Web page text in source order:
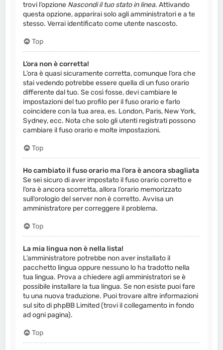
trovi l’opzione Nascondi il tuo stato in linea. Attivando
questa opzione, apparirai solo agli amministratori e a te
stesso. Verrai identificato come utente nascosto.
Top
L’ora non è corretta!
L’ora è quasi sicuramente corretta, comunque l’ora che
stai vedendo potrebbe essere quella di un fuso orario
differente dal tuo. Se così fosse, devi cambiare le
impostazioni del tuo profilo per il fuso orario e farlo
coincidere con la tua area, es. London, Paris, New York,
Sydney, ecc. Nota che solo gli utenti registrati possono
cambiare il fuso orario e molte impostazioni.
Top
Ho cambiato il fuso orario ma l’ora è ancora sbagliata
Se sei sicuro di aver impostato il fuso orario corretto e
l’ora è ancora scorretta, allora l’orario memorizzato
sull’orologio del server non è corretto. Avvisa un
amministratore per correggere il problema.
Top
La mia lingua non è nella lista!
L’amministratore potrebbe non aver installato il
pacchetto lingua oppure nessuno lo ha tradotto nella
tua lingua. Prova a chiedere agli amministratori se è
possibile installare la tua lingua. Se non esiste puoi fare
tu una nuova traduzione. Puoi trovare altre informazioni
sul sito di phpBB Limited (trovi il collegamento in fondo
ad ogni pagina).
Top